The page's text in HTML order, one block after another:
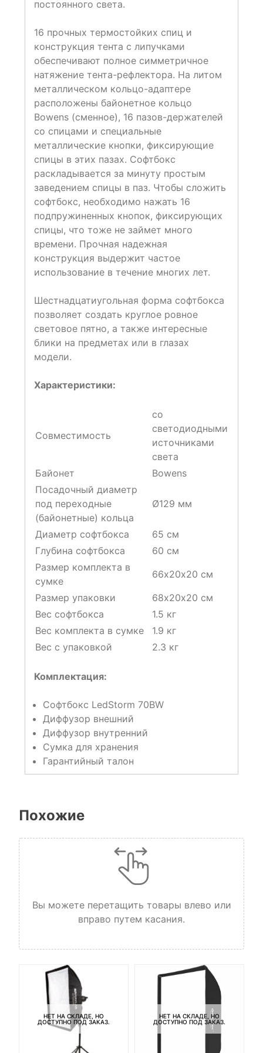
постоянного света.
16 прочных термостойких спиц и
конструкция тента с липучками
обеспечивают полное симметричное
натяжение тента-рефлектора. На литом
металлическом кольцо-адаптере
расположены байонетное кольцо
Bowens (сменное), 16 пазов-держателей
со спицами и специальные
металлические кнопки, фиксирующие
спицы в этих пазах. Софтбокс
раскладывается за минуту простым
заведением спицы в паз. Чтобы сложить
софтбокс, необходимо нажать 16
подпружиненных кнопок, фиксирующих
спицы, что тоже не займет много
времени. Прочная надежная
конструкция выдержит частое
использование в течение многих лет.
Шестнадцатиугольная форма софтбокса
позволяет создать круглое ровное
световое пятно, а также интересные
блики на предметах или в глазах
модели.
Характеристики:
Совместимость
со
светодиодными
источниками
света
Байонет
Bowens
Посадочный диаметр
под переходные
(байонетные) кольца
Ø129 мм
Диаметр софтбокса
65 см
Глубина софтбокса
60 см
Размер комплекта в
сумке
66х20х20 см
Размер упаковки
68х20х20 см
Вес софтбокса
1.5 кг
Вес комплекта в сумке
1.9 кг
Вес с упаковкой
2.3 кг
Комплектация:
Софтбокс LedStorm 70BW
Диффузор внешний
Диффузор внутренний
Сумка для хранения
Гарантийный талон
Похожие
Вы можете перетащить товары влево или
вправо путем касания.
НЕТ НА СКЛАДЕ, НО
ДОСТУПНО ПОД ЗАКАЗ.
НЕТ НА СКЛАДЕ, НО
ДОСТУПНО ПОД ЗАКАЗ.